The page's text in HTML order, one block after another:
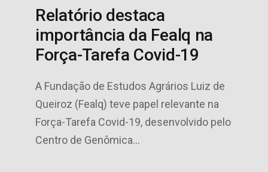
Relatório destaca
importância da Fealq na
Força-Tarefa Covid-19
A Fundação de Estudos Agrários Luiz de
Queiroz (Fealq) teve papel relevante na
Força-Tarefa Covid-19, desenvolvido pelo
Centro de Genômica…